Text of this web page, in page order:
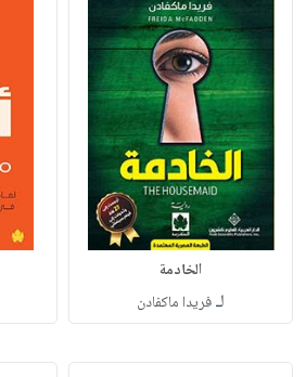
الخادمة
لـفريدا ماكفادن